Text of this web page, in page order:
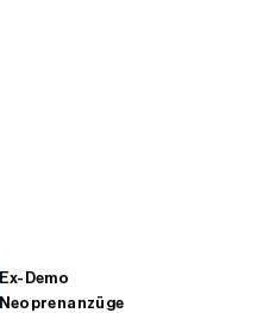
Ex-Demo
Neoprenanzüge